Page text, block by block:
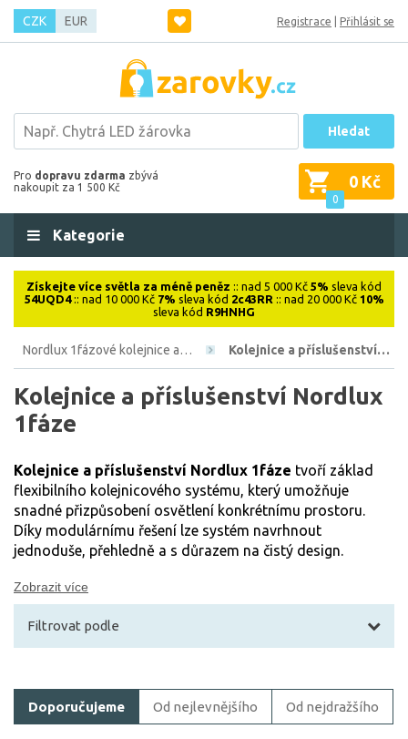
CZK EUR Registrace Přihlásit se
Hledat
Pro dopravu zdarma zbývá
nakoupit za 1 500 Kč
0
0 Kč
Kategorie
Získejte více světla za méně peněz :: nad 5 000 Kč 5% sleva kód
54UQD4:: nad 10 000 Kč 7% sleva kód 2c43RR :: nad 20 000 Kč 10%
sleva kód R9HNHG
Nordlux 1fázové kolejnice a… Kolejnice a příslušenství…
Kolejnice a příslušenství Nordlux
1fáze
Kolejnice a příslušenství Nordlux 1fáze tvoří základ
flexibilního kolejnicového systému, který umožňuje
snadné přizpůsobení osvětlení konkrétnímu prostoru.
Díky modulárnímu řešení lze systém navrhnout
jednoduše, přehledně a s důrazem na čistý design.
Zobrazit více
Filtrovat podle
Cena
Doporučujeme Od nejlevnějšího Od nejdražšího